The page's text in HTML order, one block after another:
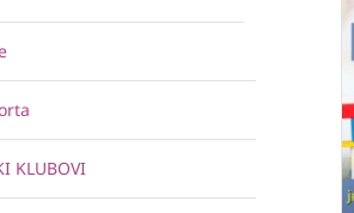
KLUBOVI